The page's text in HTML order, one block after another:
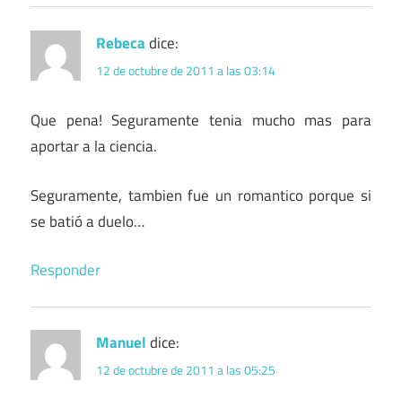
Rebecadice:
12 de octubre de 2011 a las 03:14
Que pena! Seguramente tenia mucho mas para
aportar a la ciencia.
Seguramente, tambien fue un romantico porque si
se batió a duelo…
Responder
Manueldice:
12 de octubre de 2011 a las 05:25